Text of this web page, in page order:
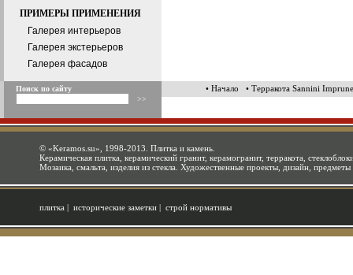
ПРИМЕРЫ ПРИМЕНЕНИЯ
Галерея интерьеров
Галерея экстерьеров
Галерея фасадов
Поиск по сайту • Начало • Терракота Sannini
© «Keramos.su» , 1998-2013. Плитка и камень.
Керамическая плитка, керамический гранит, керамогранит, терракота,
Мозаика, смальта, изделия из стекла. Художественные проекты, дизайн, предметы
плитка | исторические заметки | строй нормативы